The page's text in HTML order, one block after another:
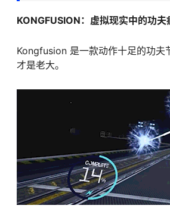
KONGFUSION：虚拟现实中的功夫
Kongfusion 是一款动作十足的功夫
才是老大。